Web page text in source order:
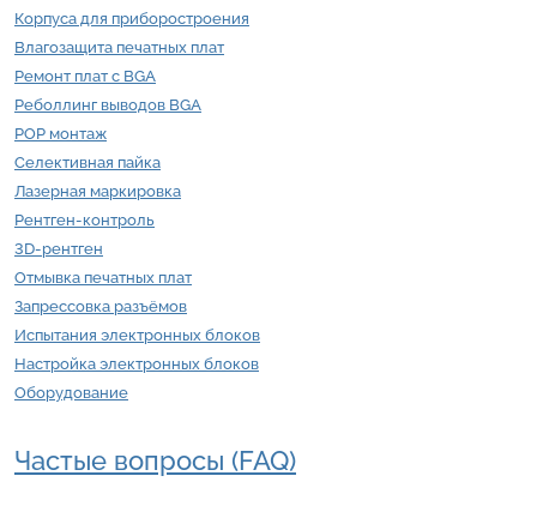
Корпуса для приборостроения
Влагозащита печатных плат
Ремонт плат с BGA
Реболлинг выводов BGA
POP монтаж
Селективная пайка
Лазерная маркировка
Рентген-контроль
3D-рентген
Отмывка печатных плат
Запрессовка разъёмов
Испытания электронных блоков
Настройка электронных блоков
Оборудование
Частые вопросы (FAQ)